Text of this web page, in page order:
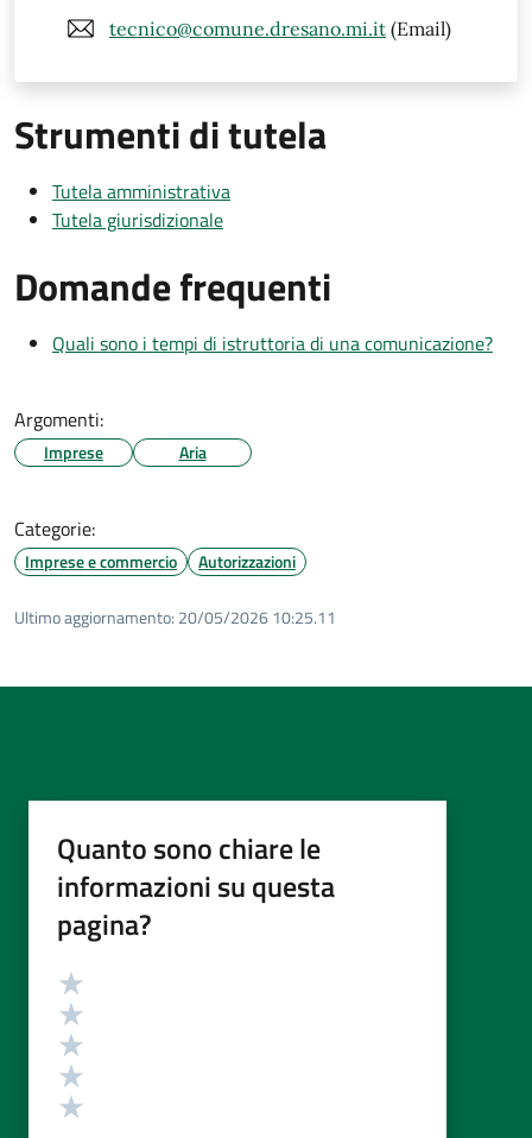
tecnico@comune.dresano.mi.it (Email)
Strumenti di tutela
Tutela amministrativa
Tutela giurisdizionale
Domande frequenti
Quali sono i tempi di istruttoria di una comunicazione?
Argomenti:
Imprese Aria
Categorie:
Imprese e commercio Autorizzazioni
Ultimo aggiornamento: 20/05/2026 10:25.11
Quanto sono chiare le
informazioni su questa
pagina?
Valutazione